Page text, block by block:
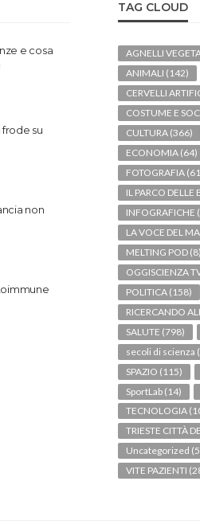
e cosa
su
non
TAG CLOUD
AGNELLI
ANIMALI (142)
CERVELLI
COSTUME E
CULTURA (366)
ECONOMIA (64)
FOTOGRAFIA
IL PARCO DELLE
INFOGRAFICHE
LA VOCE DEL
MELTING POD (8)
OGGISCIENZA
POLITICA (158)
RICERCANDO
SALUTE (798)
secoli di scienza
SPAZIO (115)
SportLab (14)
TECNOLOGIA
TRIESTE CITTÀ
Uncategorized
VITE PAZIENTI